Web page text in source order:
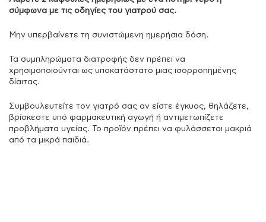
σύμφωνα με τις οδηγίες του γιατρού σας.
Μην υπερβαίνετε τη συνιστώμενη ημερήσια δόση.
Τα συμπληρώματα διατροφής δεν πρέπει να
χρησιμοποιούνται ως υποκατάστατο μιας ισορροπημένης
δίαιτας.
Συμβουλευτείτε τον γιατρό σας αν είστε έγκυος, θηλάζετε,
βρίσκεστε υπό φαρμακευτική αγωγή ή αντιμετωπίζετε
προβλήματα υγείας. Το προϊόν πρέπει να φυλάσσεται μακριά
από τα μικρά παιδιά.